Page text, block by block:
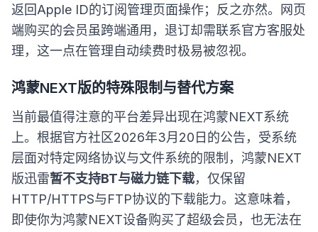
返回Apple ID的订阅管理页面操作；反之亦然。网页
端购买的会员虽跨端通用，退订却需联系官方客服处
理，这一点在管理自动续费时极易被忽视。
鸿蒙NEXT版的特殊限制与替代方案
当前最值得注意的平台差异出现在鸿蒙NEXT系统
上。根据官方社区2026年3月20日的公告，受系统
层面对特定网络协议与文件系统的限制，鸿蒙NEXT
版迅雷暂不支持BT与磁力链下载，仅保留
HTTP/HTTPS与FTP协议的下载能力。这意味着，
即使你为鸿蒙NEXT设备购买了超级会员，也无法在